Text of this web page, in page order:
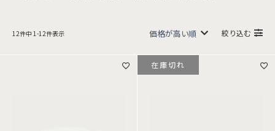
12件中 1 -12件表示 絞り込む
在庫切れ